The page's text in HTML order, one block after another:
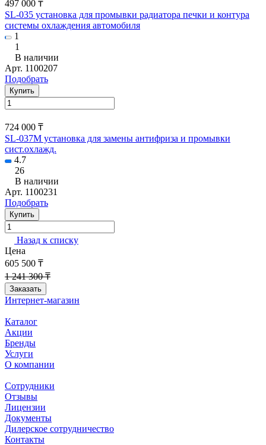
497 000 ₸
SL-035 установка для промывки радиатора печки и контура
системы охлаждения автомобиля
1
1
В наличии
Арт. 1100207
Подобрать
Купить
724 000 ₸
SL-037М установка для замены антифриза и промывки
сист.охлажд.
4.7
26
В наличии
Арт. 1100231
Подобрать
Купить
Назад к списку
Цена
605 500 ₸
1 241 300 ₸
Заказать
Интернет-магазин
Каталог
Акции
Бренды
Услуги
О компании
Сотрудники
Отзывы
Лицензии
Документы
Дилерское сотрудничество
Контакты